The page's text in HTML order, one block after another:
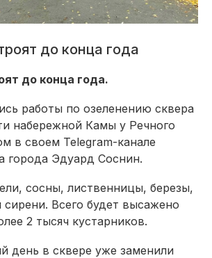
до конца года
до конца года.
работы по озеленению сквера
набережной Камы у Речного
в своем Telegram-канале
города Эдуард Соснин.
сосны, лиственницы, березы,
Всего будет высажено
2 тысяч кустарников.
день в сквере уже заменили